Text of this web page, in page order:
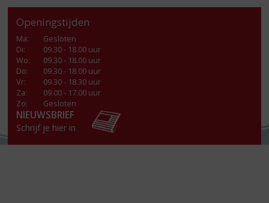
Openingstijden
Ma:
Gesloten
Di:
09.30 - 18.00 uur
Wo:
09.30 - 18.00 uur
Do:
09.30 - 18.00 uur
Vr:
09.30 - 18.30 uur
Za:
09.00 - 17.00 uur
Zo:
Gesloten
NIEUWSBRIEF
Schrijf je hier in